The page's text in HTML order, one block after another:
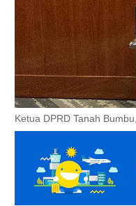
Ketua DPRD Tanah